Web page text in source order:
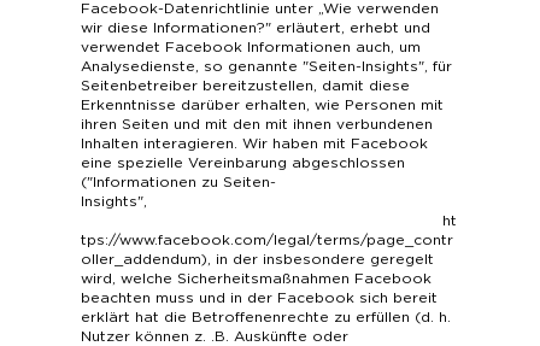
Facebook-Datenrichtlinie unter „Wie verwenden
wir diese Informationen?" erläutert, erhebt und
verwendet Facebook Informationen auch, um
Analysedienste, so genannte "Seiten-Insights", für
Seitenbetreiber bereitzustellen, damit diese
Erkenntnisse darüber erhalten, wie Personen mit
ihren Seiten und mit den mit ihnen verbundenen
Inhalten interagieren. Wir haben mit Facebook
eine spezielle Vereinbarung abgeschlossen
("Informationen zu Seiten-
Insights",
ht
tps://www.facebook.com/legal/terms/page_contr
oller_addendum), in der insbesondere geregelt
wird, welche Sicherheitsmaßnahmen Facebook
beachten muss und in der Facebook sich bereit
erklärt hat die Betroffenenrechte zu erfüllen (d. h.
Nutzer können z. .B. Auskünfte oder